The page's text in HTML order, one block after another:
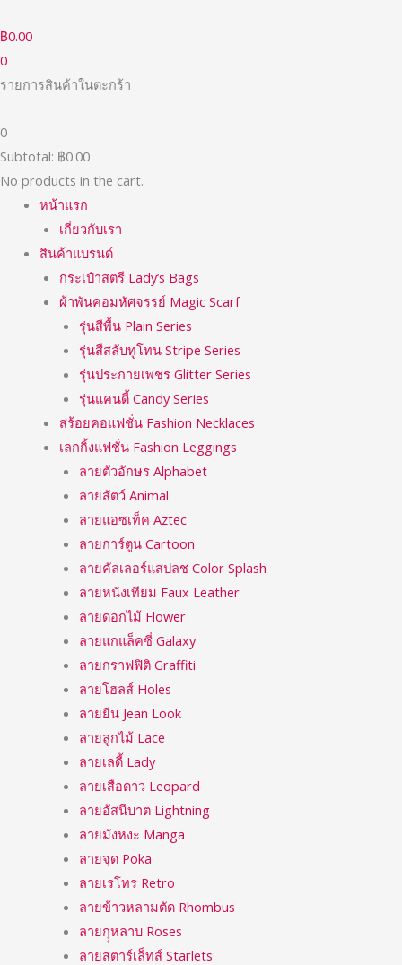
to
content
฿0.00
0
รายการสินค้าในตะกร้า
0
Subtotal: ฿0.00
No products in the cart.
หน้าแรก
เกี่ยวกับเรา
สินค้าแบรนด์
กระเป๋าสตรี Lady’s Bags
ผ้าพันคอมหัศจรรย์ Magic Scarf
รุ่นสีพื้น Plain Series
รุ่นสีสลับทูโทน Stripe Series
รุ่นประกายเพชร Glitter Series
รุ่นแคนดี้ Candy Series
สร้อยคอแฟชั่น Fashion Necklaces
เลกกิ้งแฟชั่น Fashion Leggings
ลายตัวอักษร Alphabet
ลายสัตว์ Animal
ลายแอซเท็ค Aztec
ลายการ์ตูน Cartoon
ลายคัลเลอร์แสปลช Color Splash
ลายหนังเทียม Faux Leather
ลายดอกไม้ Flower
ลายแกแล็คซี่ Galaxy
ลายกราฟฟิติ Graffiti
ลายโฮลส์ Holes
ลายยีน Jean Look
ลายลูกไม้ Lace
ลายเลดี้ Lady
ลายเสือดาว Leopard
ลายอัสนีบาต Lightning
ลายมังหงะ Manga
ลายจุด Poka
ลายเรโทร Retro
ลายข้าวหลามตัด Rhombus
ลายกุุหลาบ Roses
ลายสตาร์เล็ทส์ Starlets
ต่ำ
สุด